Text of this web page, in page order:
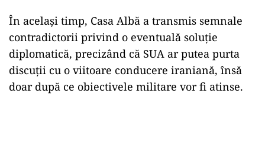
În același timp, Casa Albă a transmis semnale
contradictorii privind o eventuală soluție
diplomatică, precizând că SUA ar putea purta
discuții cu o viitoare conducere iraniană, însă
doar după ce obiectivele militare vor fi atinse.